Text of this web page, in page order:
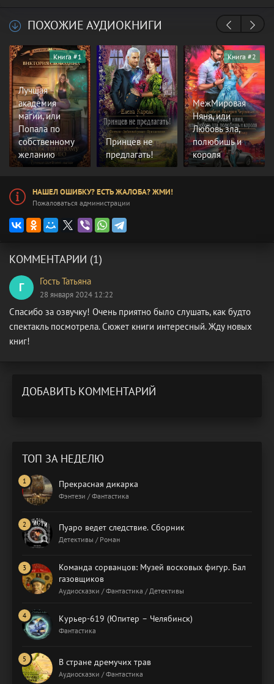
ПОХОЖИЕ АУДИОКНИГИ
Лучшая
академия
магии, или
Попала по
собственному
желанию
Книга #1
Принцев не
предлагать!
МежМировая
Няня, или
Любовь зла,
полюбишь и
короля
Книга #2
НАШЕЛ ОШИБКУ? ЕСТЬ ЖАЛОБА? ЖМИ!
Пожаловаться администрации
КОММЕНТАРИИ (1)
Г Гость Татьяна
28 января 2024 12:22
Спасибо за озвучку! Очень приятно было слушать, как будто
спектакль посмотрела. Сюжет книги интересный. Жду новых
книг!
ДОБАВИТЬ КОММЕНТАРИЙ
ТОП ЗА НЕДЕЛЮ
Прекрасная дикарка
Фэнтези / Фантастика
Пуаро ведет следствие. Сборник
Детективы / Роман
Команда сорванцов: Музей восковых фигур. Бал
газовщиков
Аудиосказки / Фантастика / Детективы
Курьер-619 (Юпитер – Челябинск)
Фантастика
В стране дремучих трав
Аудиосказки / Фантастика